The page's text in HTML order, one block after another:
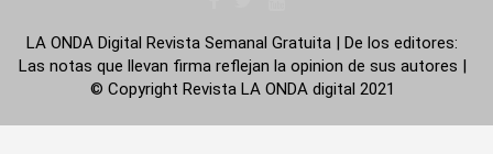
LA ONDA Digital Revista Semanal Gratuita | De los editores:
Las notas que llevan firma reflejan la opinion de sus autores |
© Copyright Revista LA ONDA digital 2021